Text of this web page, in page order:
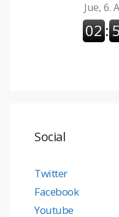
Social
Twitter
Facebook
Youtube